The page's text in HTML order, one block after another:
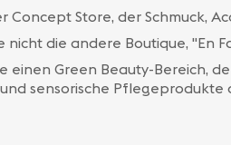
Concept Store, der Schmuck,
nicht die andere Boutique, "En
einen Green Beauty-Bereich,
sensorische Pflegeprodukte